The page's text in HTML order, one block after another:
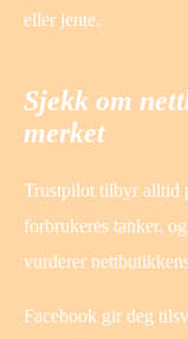
eller jente.
Sjekk om
merket
Trustpilot tilbyr alltid
forbrukeres tanker,
vurderer
Facebook gir deg